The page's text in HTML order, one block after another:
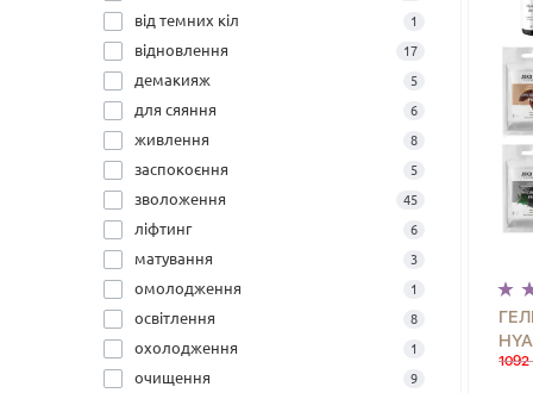
від темних кіл 1
відновлення 17
демакияж 5
для сяяння 6
живлення 8
заспокоєння 5
зволоження 45
ліфтинг 6
матування 3
омолодження 1
освітлення 8
охолодження 1
очищення 9
1092